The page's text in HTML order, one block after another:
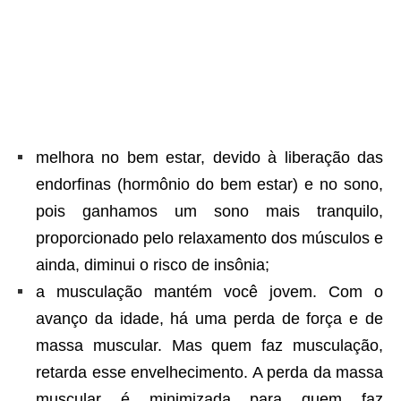
melhora no bem estar, devido à liberação das
endorfinas (hormônio do bem estar) e no sono,
pois ganhamos um sono mais tranquilo,
proporcionado pelo relaxamento dos músculos e
ainda, diminui o risco de insônia;
a musculação mantém você jovem. Com o
avanço da idade, há uma perda de força e de
massa muscular. Mas quem faz musculação,
retarda esse envelhecimento. A perda da massa